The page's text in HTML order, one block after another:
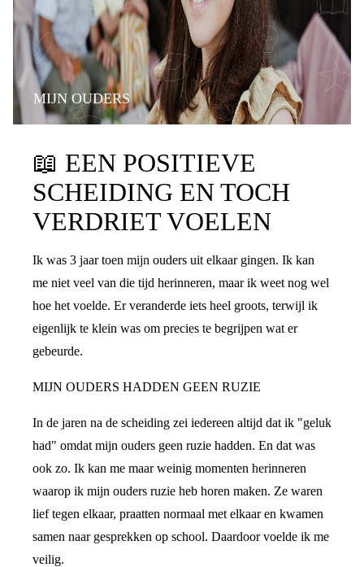
MIJN OUDERS
📖 EEN POSITIEVE
SCHEIDING EN TOCH
VERDRIET VOELEN
Ik was 3 jaar toen mijn ouders uit elkaar gingen. Ik kan
me niet veel van die tijd herinneren, maar ik weet nog wel
hoe het voelde. Er veranderde iets heel groots, terwijl ik
eigenlijk te klein was om precies te begrijpen wat er
gebeurde.
MIJN OUDERS HADDEN GEEN RUZIE
In de jaren na de scheiding zei iedereen altijd dat ik "geluk
had" omdat mijn ouders geen ruzie hadden. En dat was
ook zo. Ik kan me maar weinig momenten herinneren
waarop ik mijn ouders ruzie heb horen maken. Ze waren
lief tegen elkaar, praatten normaal met elkaar en kwamen
samen naar gesprekken op school. Daardoor voelde ik me
veilig.